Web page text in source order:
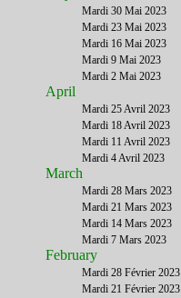
Mardi 30 Mai 2023
Mardi 23 Mai 2023
Mardi 16 Mai 2023
Mardi 9 Mai 2023
Mardi 2 Mai 2023
April
Mardi 25 Avril 2023
Mardi 18 Avril 2023
Mardi 11 Avril 2023
Mardi 4 Avril 2023
March
Mardi 28 Mars 2023
Mardi 21 Mars 2023
Mardi 14 Mars 2023
Mardi 7 Mars 2023
February
Mardi 28 Février 2023
Mardi 21 Février 2023